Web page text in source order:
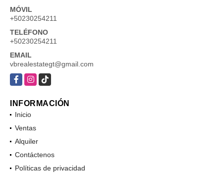
MÓVIL
+50230254211
TELÉFONO
+50230254211
EMAIL
vbrealestategt@gmail.com
FacebookInstagram
TikTok
INFORMACIÓN
Inicio
Ventas
Alquiler
Contáctenos
Políticas de privacidad